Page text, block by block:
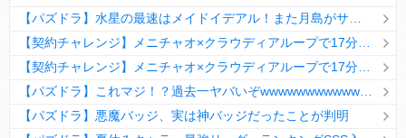
【パズドラ】悪魔バッジ、実は神バッジだったことが判明